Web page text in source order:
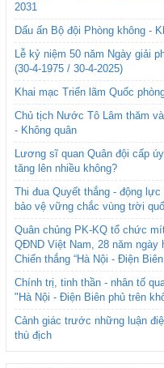
2031
Dấu ấn Bộ đội Phòng không -
Lễ kỷ niệm 50 năm Ngày giải
(30-4-1975 / 30-4-2025)
Khai mạc Triển lãm Quốc
Chủ tịch Nước Tô Lâm thăm
- Không quân
Lương sĩ quan Quân đội cấp
tăng lên nhiều không?
Thi đua Quyết thắng - động
bảo vệ vững chắc vùng trời
Quân chủng PK-KQ tổ chức
QĐND Việt Nam, 28 năm ngày
Chiến thắng “Hà Nội - Điện
Chính trị, tinh thần - nhân tố
"Hà Nội - Điện Biên phủ trên
Cảnh giác trước những luận
thù địch